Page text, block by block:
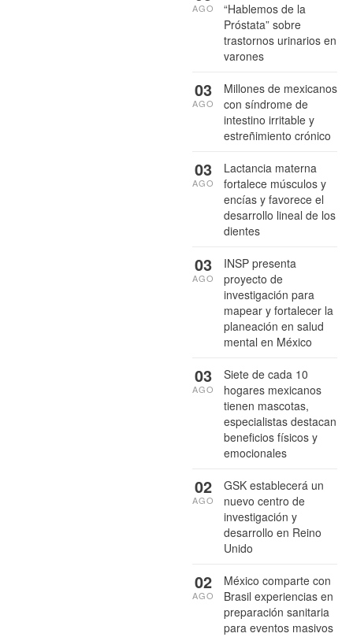
“Hablemos de la
Próstata” sobre
trastornos urinarios en
varones
AGO
Millones de mexicanos
con síndrome de
intestino irritable y
estreñimiento crónico
03
AGO
Lactancia materna
fortalece músculos y
encías y favorece el
desarrollo lineal de los
dientes
03
AGO
INSP presenta
proyecto de
investigación para
mapear y fortalecer la
planeación en salud
mental en México
03
AGO
Siete de cada 10
hogares mexicanos
tienen mascotas,
especialistas destacan
beneficios físicos y
emocionales
03
AGO
GSK establecerá un
nuevo centro de
investigación y
desarrollo en Reino
Unido
02
AGO
México comparte con
Brasil experiencias en
preparación sanitaria
para eventos masivos
02
AGO